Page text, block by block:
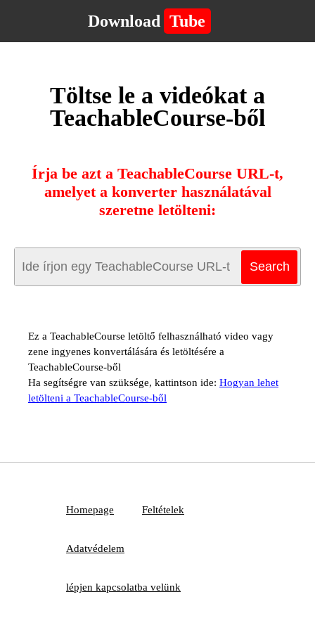
Download Tube
Töltse le a videókat a
TeachableCourse-ből
Írja be azt a TeachableCourse URL-t,
amelyet a konverter használatával
szeretne letölteni:
Ez a TeachableCourse letöltő felhasználható video vagy
zene ingyenes konvertálására és letöltésére a
TeachableCourse-ből
Ha segítségre van szüksége, kattintson ide: Hogyan lehet
letölteni a TeachableCourse-ből
Homepage Feltételek
Adatvédelem
lépjen kapcsolatba velünk